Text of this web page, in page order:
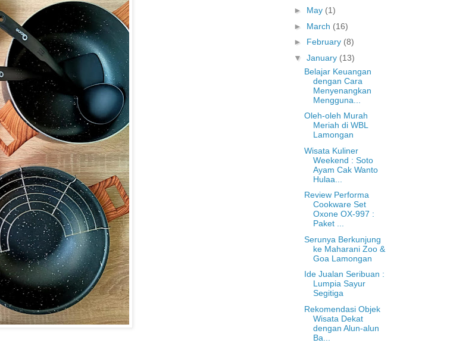
► May (1)
► March (16)
► February (8)
▼ January (13)
Belajar Keuangan
dengan Cara
Menyenangkan
Mengguna...
Oleh-oleh Murah
Meriah di WBL
Lamongan
Wisata Kuliner
Weekend : Soto
Ayam Cak Wanto
Hulaa...
Review Performa
Cookware Set
Oxone OX-997 :
Paket ...
Serunya Berkunjung
ke Maharani Zoo &
Goa Lamongan
Ide Jualan Seribuan :
Lumpia Sayur
Segitiga
Rekomendasi Objek
Wisata Dekat
dengan Alun-alun
Ba...